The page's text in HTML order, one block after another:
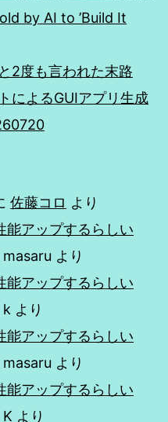
by AI to ’Build It
2度も言われた末路
によるGUIアプリ生成
佐藤コロ より
能アップするらしい
masaru より
能アップするらしい
k より
能アップするらしい
masaru より
能アップするらしい
K より